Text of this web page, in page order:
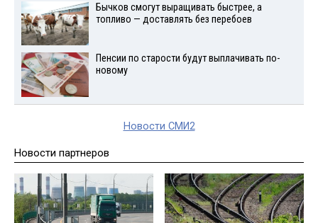
Бычков смогут выращивать быстрее, а
топливо — доставлять без перебоев
Пенсии по старости будут выплачивать по-
новому
Новости СМИ2
Новости партнеров